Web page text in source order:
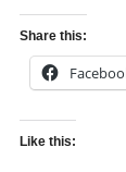
Share this:
Like this: